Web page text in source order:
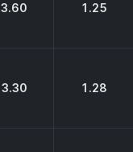
3.60 1.25
3.30 1.28